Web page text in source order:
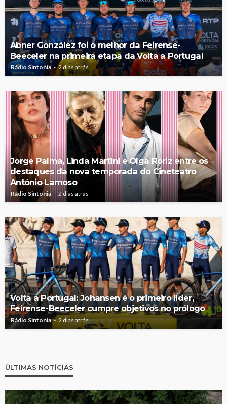
Abner González foi o melhor da Feirense-
Beeceler na primeira etapa da Volta a Portugal
Rádio Sintonia 2 dias atrás
Jorge Palma, Linda Martini e Olga Roriz entre os
destaques da nova temporada do Cineteatro
António Lamoso
Rádio Sintonia 2 dias atrás
Volta a Portugal: Johansen é o primeiro líder,
Feirense-Beeceler cumpre objetivos no prólogo
Rádio Sintonia 2 dias atrás
ÚLTIMAS NOTÍCIAS